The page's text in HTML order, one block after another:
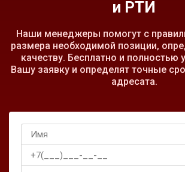
и РТИ
Наши менеджеры помогут с
размера необходимой позиции,
качеству. Бесплатно и полностью
Вашу заявку и определят точные
адресата.